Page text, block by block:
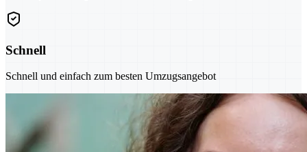
Schnell
Schnell und einfach zum besten Umzugsangebot